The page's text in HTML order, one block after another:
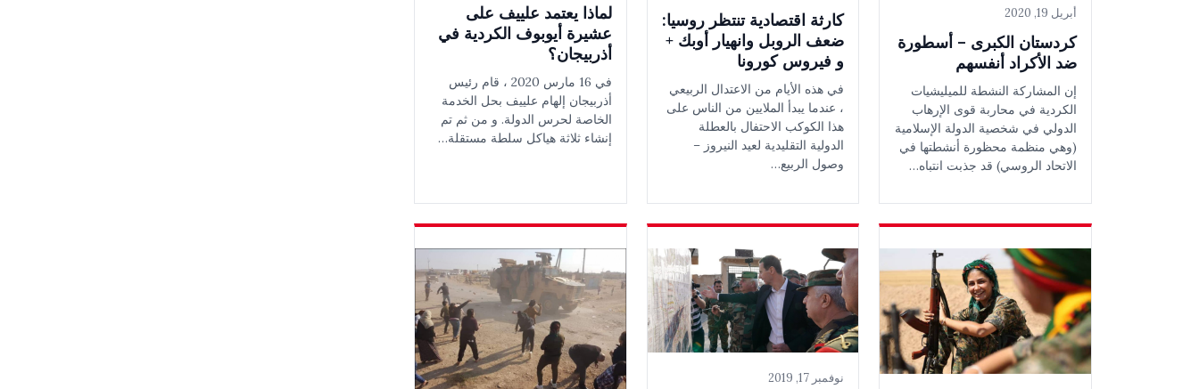
أبريل 19, 2020
كردستان الكبرى – أسطورة
ضد الأكراد أنفسهم
إن المشاركة النشطة للميليشيات
الكردية في محاربة قوى الإرهاب
الدولي في شخصية الدولة الإسلامية
(وهي منظمة محظورة أنشطتها في
الاتحاد الروسي) قد جذبت انتباه…
كارثة اقتصادية تنتظر روسيا:
ضعف الروبل وانهيار أوبك +
و فيروس كورونا
في هذه الأيام من الاعتدال الربيعي
، عندما يبدأ الملايين من الناس على
هذا الكوكب الاحتفال بالعطلة
الدولية التقليدية لعيد النيروز –
وصول الربيع…
لماذا يعتمد علييف على
عشيرة أيوبوف الكردية في
أذربيجان؟
في 16 مارس 2020 ، قام رئيس
أذربيجان إلهام علييف بحل الخدمة
الخاصة لحرس الدولة. و من ثم تم
إنشاء ثلاثة هياكل سلطة مستقلة…
نوفمبر 17, 2019